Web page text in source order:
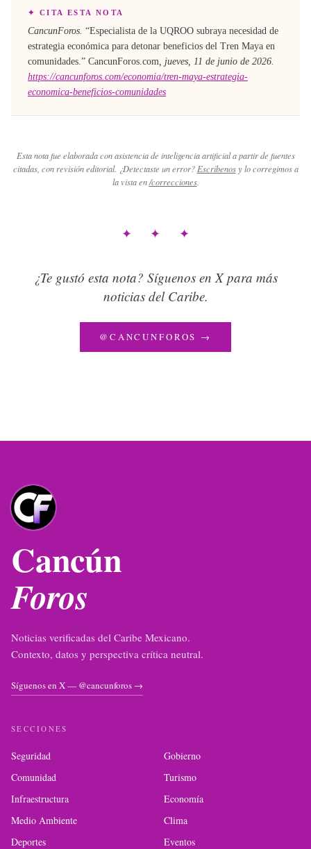
✦ CITA ESTA NOTA
CancunForos. “Especialista de la UQROO subraya necesidad de
estrategia económica para detonar beneficios del Tren Maya en
comunidades.” CancunForos.com, jueves, 11 de junio de 2026.
https://cancunforos.com/economia/tren-maya-estrategia-
economica-beneficios-comunidades
Esta nota fue elaborada con asistencia de inteligencia artificial a partir de fuentes
citadas, con revisión editorial. ¿Detectaste un error? Escríbenos y lo corregimos a
la vista en /correcciones.
✦ ✦ ✦
¿Te gustó esta nota? Síguenos en X para más
noticias del Caribe.
@CANCUNFOROS →
Cancún
Foros
Noticias verificadas del Caribe Mexicano.
Contexto, datos y perspectiva crítica neutral.
Síguenos en X — @cancunforos →
SECCIONES
Seguridad
Gobierno
Comunidad
Turismo
Infraestructura
Economía
Medio Ambiente
Clima
Deportes
Eventos